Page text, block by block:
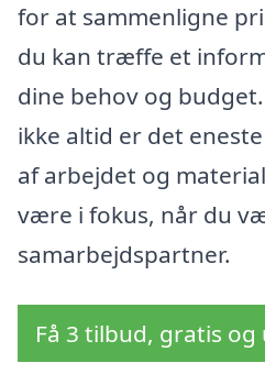
for at sammenligne
du kan træffe et
dine behov og
ikke altid er det
af arbejdet og
være i fokus, når du
samarbejdspartner.
Få 3 tilbud, gratis